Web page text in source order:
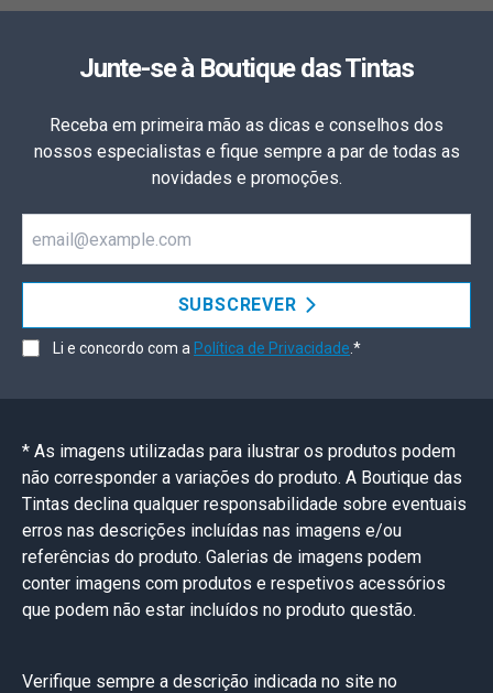
Junte-se à Boutique das Tintas
Receba em primeira mão as dicas e conselhos dos
nossos especialistas e fique sempre a par de todas as
novidades e promoções.
SUBSCREVER
Li e concordo com a Política de Privacidade .*
* As imagens utilizadas para ilustrar os produtos podem
não corresponder a variações do produto. A Boutique das
Tintas declina qualquer responsabilidade sobre eventuais
erros nas descrições incluídas nas imagens e/ou
referências do produto. Galerias de imagens podem
conter imagens com produtos e respetivos acessórios
que podem não estar incluídos no produto questão.
Verifique sempre a descrição indicada no site no